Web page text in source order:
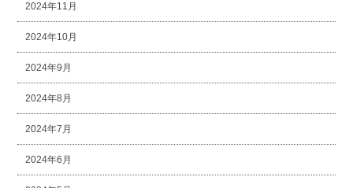
2024年11月
2024年10月
2024年9月
2024年8月
2024年7月
2024年6月